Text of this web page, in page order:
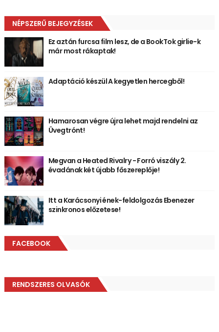
NÉPSZERŰ BEJEGYZÉSEK
Ez aztán furcsa film lesz, de a BookTok girlie-k
már most rákaptak!
Adaptáció készül A kegyetlen hercegből!
Hamarosan végre újra lehet majd rendelni az
Üvegtrónt!
Megvan a Heated Rivalry - Forró viszály 2.
évadának két újabb főszereplője!
Itt a Karácsonyi ének-feldolgozás Ebenezer
szinkronos előzetese!
FACEBOOK
RENDSZERES OLVASÓK